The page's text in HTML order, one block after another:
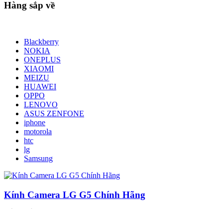
Hàng sắp về
Blackberry
NOKIA
ONEPLUS
XIAOMI
MEIZU
HUAWEI
OPPO
LENOVO
ASUS ZENFONE
iphone
motorola
htc
lg
Samsung
Kính Camera LG G5 Chính Hãng